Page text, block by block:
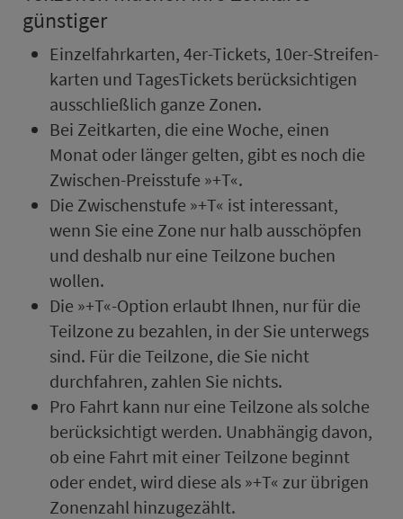
günstiger
Ein­zel­fahr­karten, 4er-Tickets, 10er-Strei­fen­
kar­ten und TagesTickets berück­sichtigen
aus­schließ­lich ganze Zo­nen.
Bei Zeit­kar­ten, die eine Woche, einen
Monat oder länger gelten, gibt es noch die
Zwischen-Preis­stufe »+T«.
Die Zwischenstufe »+T« ist in­te­res­sant,
wenn Sie eine Zone nur halb ausschöpfen
und deshalb nur eine Teil­zo­ne buchen
wollen.
Die »+T«-Option erlaubt Ihnen, nur für die
Teil­zo­ne zu bezahlen, in der Sie un­ter­wegs
sind. Für die Teil­zo­ne, die Sie nicht
durchfahren, zahlen Sie nichts.
Pro Fahrt kann nur eine Teil­zo­ne als solche
berück­sichtigt werden. Un­ab­hän­gig davon,
ob eine Fahrt mit einer Teil­zo­ne beginnt
oder endet, wird diese als »+T« zur übrigen
Zo­nenzahl hinzugezählt.